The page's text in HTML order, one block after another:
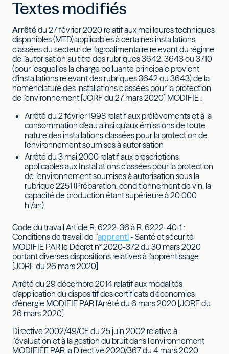
Textes modifiés
Arrêtédu 27 février 2020 relatif aux meilleures techniques
disponibles (MTD) applicables à certaines installations
classées du secteur de l'agroalimentaire relevant du régime
de l'autorisation au titre des rubriques 3642, 3643 ou 3710
(pour lesquelles la charge polluante principale provient
d'installations relevant des rubriques 3642 ou 3643) de la
nomenclature des installations classées pour la protection
de l'environnement [JORF du 27 mars 2020] MODIFIE :
Arrêté du 2 février 1998 relatif aux prélèvements et à la
consommation d'eau ainsi qu'aux émissions de toute
nature des installations classées pour la protection de
l'environnement soumises à autorisation
Arrêté du 3 mai 2000 relatif aux prescriptions
applicables aux Installations classées pour la protection
de l'environnement soumises à autorisation sous la
rubrique 2251 (Préparation, conditionnement de vin, la
capacité de production étant supérieure à 20 000
hl/an)
Code du travail Article R. 6222-36 à R. 6222-40-1 :
Conditions de travail de l'apprenti- Santé et sécurité
MODIFIE PAR le Décret n° 2020-372 du 30 mars 2020
portant diverses dispositions relatives à l'apprentissage
[JORF du 26 mars 2020]
Arrêté du 29 décembre 2014 relatif aux modalités
d’application du dispositif des certificats d’économies
d’énergie MODIFIE PAR l'Arrêté du 6 mars 2020 [JORF du
26 mars 2020]
Directive 2002/49/CE du 25 juin 2002 relative à
l’évaluation et à la gestion du bruit dans l’environnement
MODIFIÉE PAR la Directive 2020/367 du 4 mars 2020